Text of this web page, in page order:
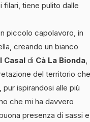
filari, tiene pulito dalle
piccolo capolavoro, in
creando un bianco
Casal di Cà La Bionda,
del territorio che
ispirandosi alle più
che mi ha davvero
presenza di sassi e